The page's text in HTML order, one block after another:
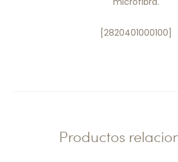
[2820401000100]
Productos